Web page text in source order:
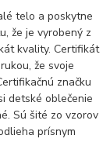
telo a poskytne
že je vyrobený z
kvality. Certifikát
že svoje
značku
detské oblečenie
Sú šité zo vzorov
prísnym